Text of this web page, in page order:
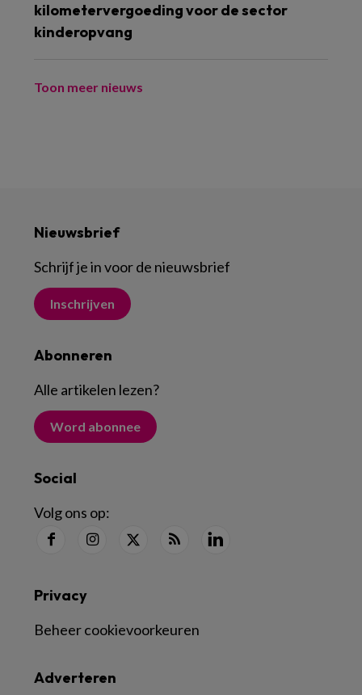
kilometervergoeding voor de sector
kinderopvang
Toon meer nieuws
Nieuwsbrief
Schrijf je in voor de nieuwsbrief
Inschrijven
Abonneren
Alle artikelen lezen?
Word abonnee
Social
Volg ons op:
Adverteren
Privacy
Beheer cookievoorkeuren